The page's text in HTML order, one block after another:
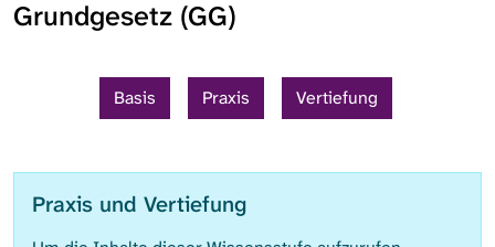
Grundgesetz (GG)
Basis Praxis Vertiefung
Praxis und Vertiefung